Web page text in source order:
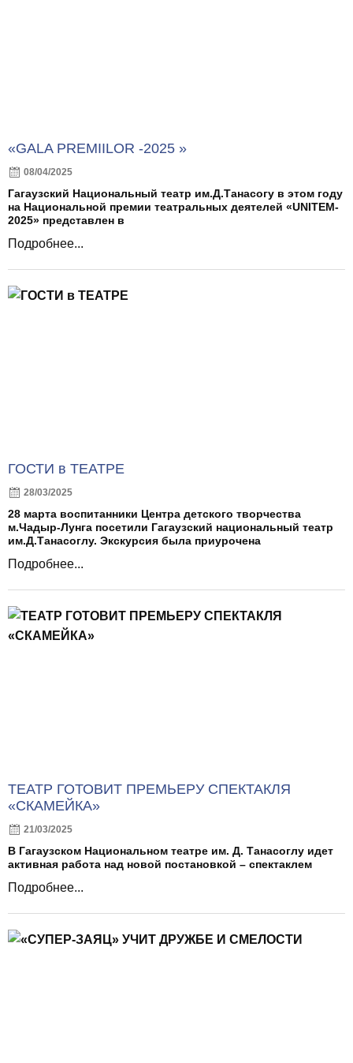
«GALA PREMIILOR -2025 »
08/04/2025
Гагаузский Национальный театр им.Д.Танасогу в этом году
на Национальной премии театральных деятелей «UNITEM-
2025» представлен в
Подробнее...
ГОСТИ в ТЕАТРЕ
28/03/2025
28 марта воспитанники Центра детского творчества
м.Чадыр-Лунга посетили Гагаузский национальный театр
им.Д.Танасоглу. Экскурсия была приурочена
Подробнее...
ТЕАТР ГОТОВИТ ПРЕМЬЕРУ СПЕКТАКЛЯ
«СКАМЕЙКА»
21/03/2025
В Гагаузском Национальном театре им. Д. Танасоглу идет
активная работа над новой постановкой – спектаклем
Подробнее...